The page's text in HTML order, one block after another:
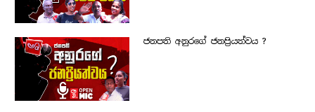
ජනපති අනුරගේ ජනප්‍රියත්වය ?